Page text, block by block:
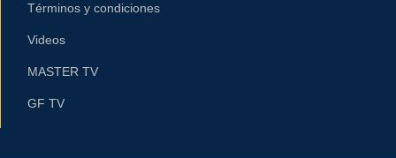
Términos y condiciones
Videos
MASTER TV
GF TV